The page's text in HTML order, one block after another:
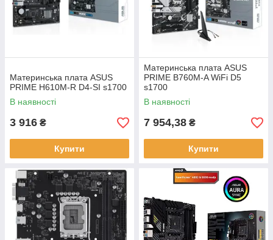
Материнська плата ASUS
PRIME H610M-R D4-SI s1700
В наявності
3 916 ₴
Купити
Материнська плата ASUS
PRIME B760M-A WiFi D5
s1700
В наявності
7 954,38 ₴
Купити